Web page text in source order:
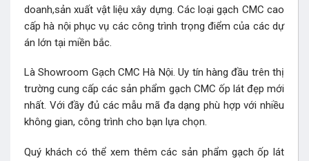
doanh,sản xuất vật liệu xây dựng. Các loại gạch CMC cao
cấp hà nội phục vụ các công trình trọng điểm của các dự
án lớn tại miền bắc.
Là Showroom Gạch CMC Hà Nội. Uy tín hàng đầu trên thị
trường cung cấp các sản phẩm gạch CMC ốp lát đẹp mới
nhất. Với đầy đủ các mẫu mã đa dạng phù hợp với nhiều
không gian, công trình cho bạn lựa chọn.
Quý khách có thể xem thêm các sản phẩm gạch ốp lát